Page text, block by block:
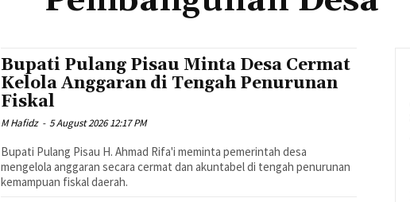
Bupati Pulang Pisau Minta Desa Cermat
Kelola Anggaran di Tengah Penurunan
Fiskal
M Hafidz - 5 August 2026 12:17 PM
Bupati Pulang Pisau H. Ahmad Rifa'i meminta pemerintah desa
mengelola anggaran secara cermat dan akuntabel di tengah penurunan
kemampuan fiskal daerah.